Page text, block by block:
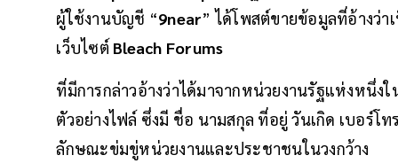
ผู้ใช้งานบัญชี “9near” ได้โพสต์ขายข้อมูลที่อ้างว่
เว็บไซต์ Bleach Forums
ที่มีการกล่าวอ้างว่าได้มาจากหน่วยงานรัฐแห่งหนึ่ง
ตัวอย่างไฟล์ ซึ่งมี ชื่อ นามสกุล ที่อยู่ วันเกิด เบอร์
ลักษณะข่มขู่หน่วยงานและประชาชนในวงกว้าง